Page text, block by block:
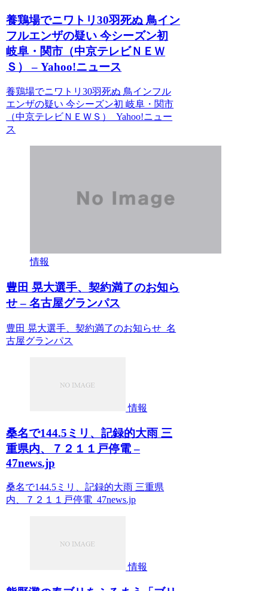
養鶏場でニワトリ30羽死ぬ 鳥イン
フルエンザの疑い 今シーズン初
岐阜・関市（中京テレビＮＥＷ
Ｓ） – Yahoo!ニュース
養鶏場でニワトリ30羽死ぬ 鳥インフル
エンザの疑い 今シーズン初 岐阜・関市
（中京テレビＮＥＷＳ） Yahoo!ニュー
ス
情報
豊田 晃大選手、契約満了のお知ら
せ – 名古屋グランパス
豊田 晃大選手、契約満了のお知らせ 名
古屋グランパス
情報
桑名で144.5ミリ、記録的大雨 三
重県内、７２１１戸停電 –
47news.jp
桑名で144.5ミリ、記録的大雨 三重県
内、７２１１戸停電 47news.jp
情報